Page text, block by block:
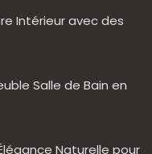
Intérieur avec des
Salle de Bain en
Naturelle pour